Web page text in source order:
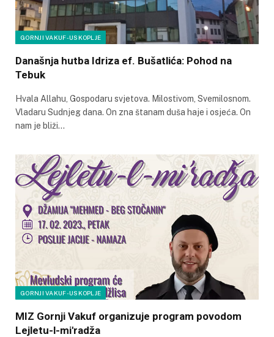
GORNJI VAKUF-USKOPLJE
Današnja hutba Idriza ef. Bušatlića: Pohod na
Tebuk
Hvala Allahu, Gospodaru svjetova. Milostivom, Svemilosnom.
Vladaru Sudnjeg dana. On zna štanam duša haje i osjeća. On
nam je bliži…
GORNJI VAKUF-USKOPLJE
MIZ Gornji Vakuf organizuje program povodom
Lejletu-l-mi'radža